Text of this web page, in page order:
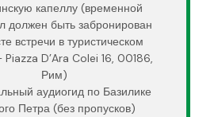
капеллу (временной
должен быть забронирован
встречи в туристическом
D’Ara Colei 16, 00186,
Рим)
аудиогид по Базилике
Петра (без пропусков)